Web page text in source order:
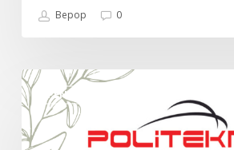
Bepop 0
PENDIDIKAN
Senarai
Politeknik
Di
Malaysia